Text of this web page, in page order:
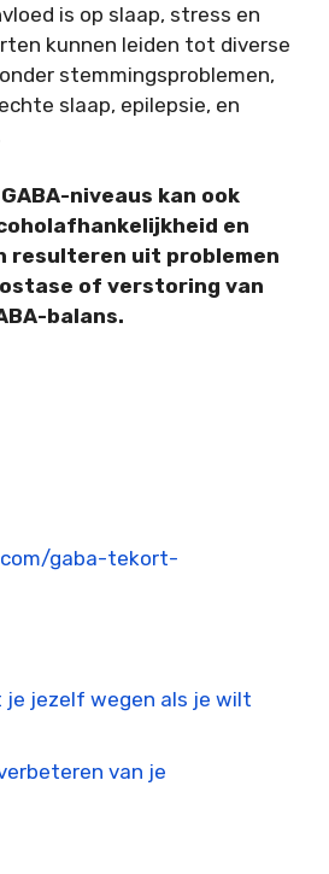
is op slaap, stress en
kunnen leiden tot diverse
stemmingsproblemen,
slaap, epilepsie, en
niveaus kan ook
en
resulteren uit problemen
of verstoring van
balans.
gaba-tekort-
je jezelf wegen als je wilt
van je